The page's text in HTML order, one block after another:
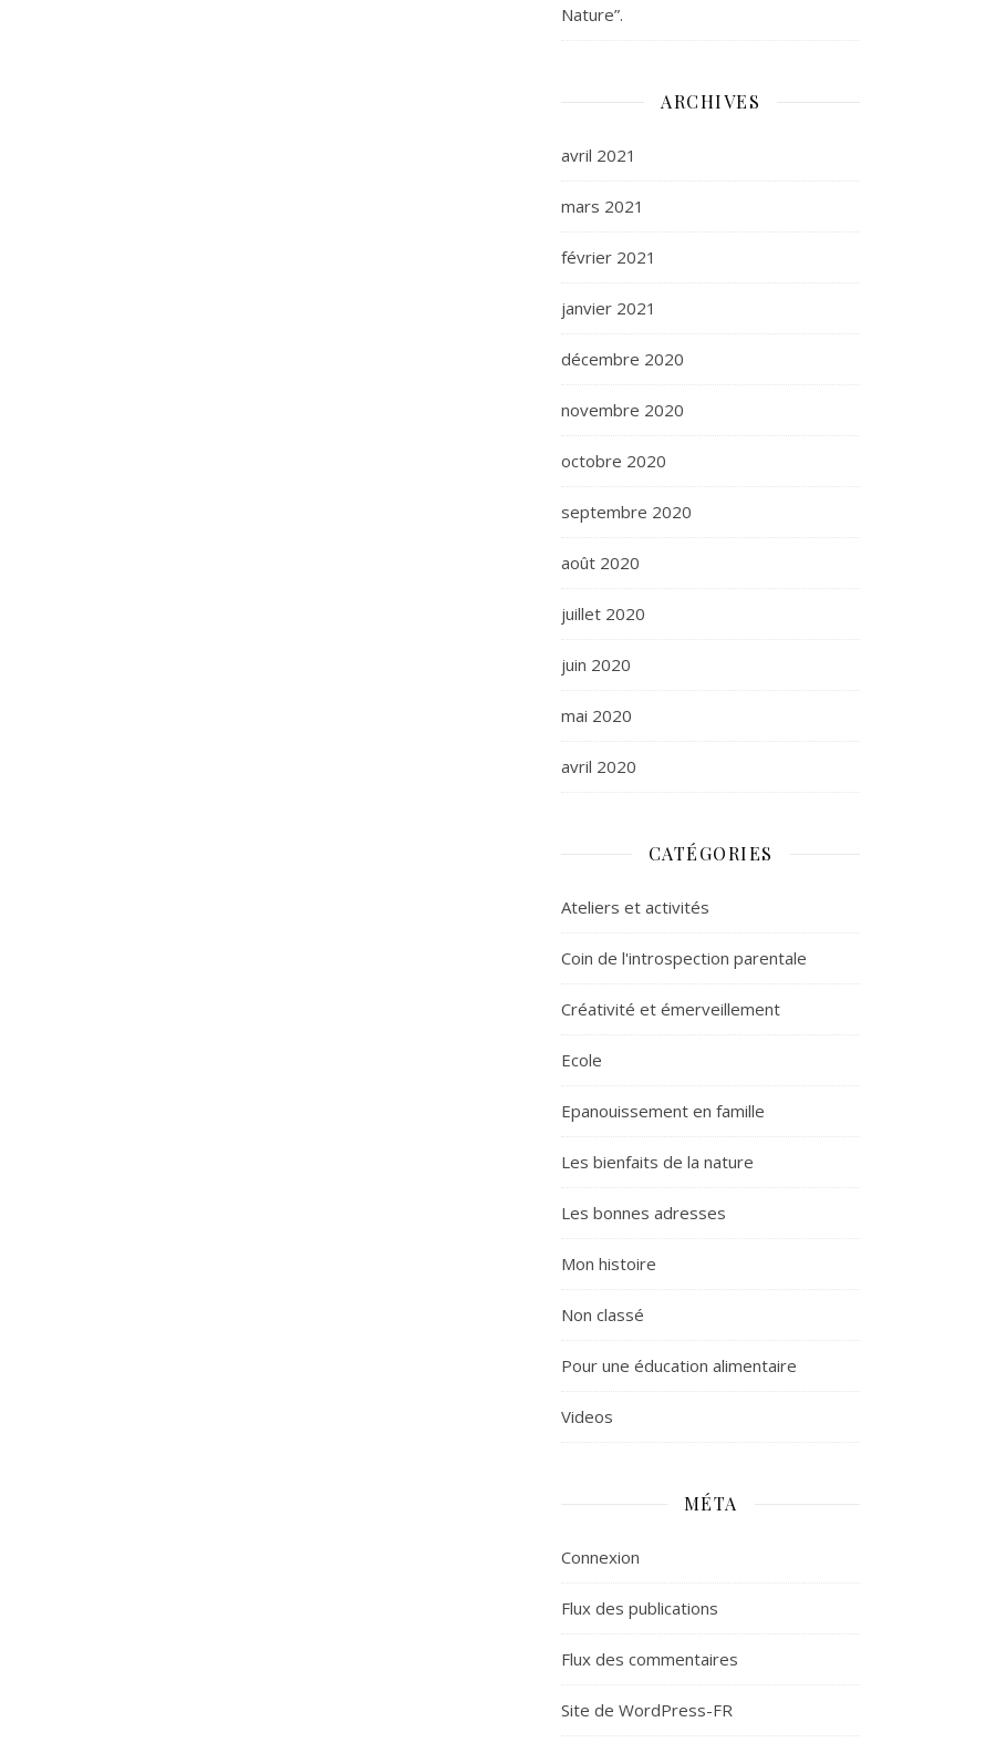
Nature”.
ARCHIVES
avril 2021
mars 2021
février 2021
janvier 2021
décembre 2020
novembre 2020
octobre 2020
septembre 2020
août 2020
juillet 2020
juin 2020
mai 2020
avril 2020
CATÉGORIES
Ateliers et activités
Coin de l'introspection parentale
Créativité et émerveillement
Ecole
Epanouissement en famille
Les bienfaits de la nature
Les bonnes adresses
Mon histoire
Non classé
Pour une éducation alimentaire
Videos
MÉTA
Connexion
Flux des publications
Flux des commentaires
Site de WordPress-FR